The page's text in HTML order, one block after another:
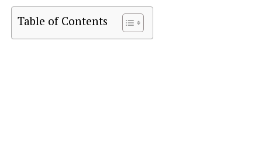
Table of Contents